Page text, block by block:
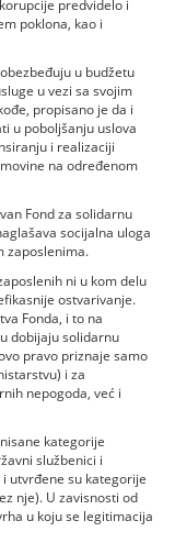
predvidelo i
poklona, kao i
u budžetu
u vezi sa svojim
propisano je da i
u pobolјšanju uslova
i realizaciji
na određenom
Fond za solidarnu
socijalna uloga
zaposlenima.
ni u kom delu
ostvarivanje.
Fonda, i to na
dobijaju solidarnu
pravo priznaje samo
i za
nepogoda, već i
kategorije
službenici i
utvrđene su kategorije
nje). U zavisnosti od
u koju se legitimacija